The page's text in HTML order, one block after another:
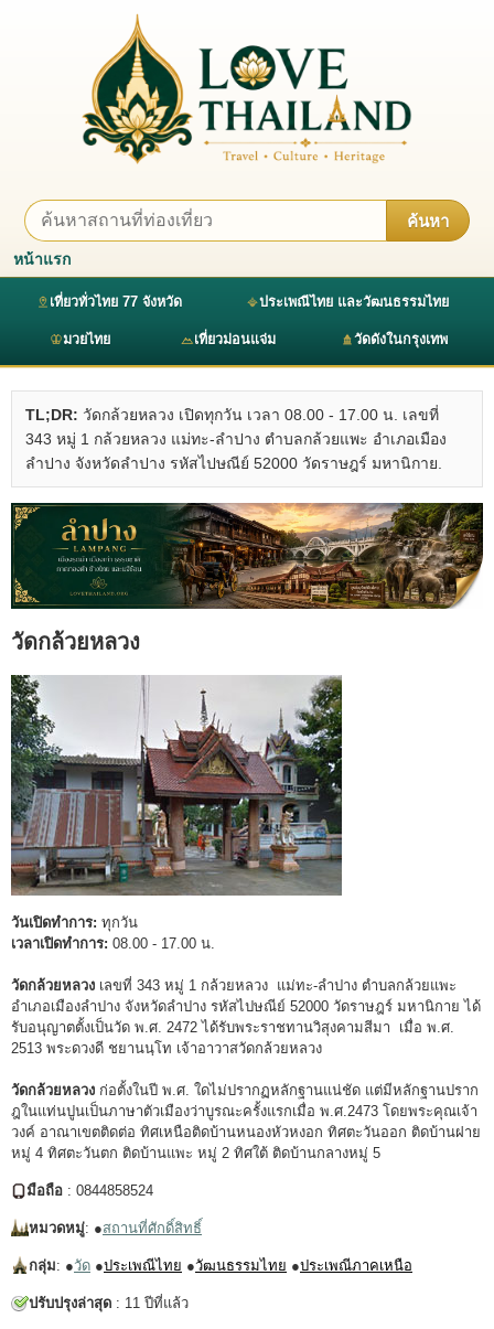
ค้นหา
หน้าแรก
เที่ยวทั่วไทย 77 จังหวัด ประเพณีไทย และวัฒนธรรมไทย
มวยไทย เที่ยวม่อนแจ่ม วัดดังในกรุงเทพ
TL;DR: วัดกล้วยหลวง เปิดทุกวัน เวลา 08.00 - 17.00 น. เลขที่
343 หมู่ 1 กล้วยหลวง แม่ทะ-ลำปาง ตำบลกล้วยแพะ อำเภอเมือง
ลำปาง จังหวัดลำปาง รหัสไปษณีย์ 52000 วัดราษฎร์ มหานิกาย.
วัดกล้วยหลวง
วันเปิดทำการ: ทุกวัน
เวลาเปิดทำการ: 08.00 - 17.00 น.
วัดกล้วยหลวง เลขที่ 343 หมู่ 1 กล้วยหลวง แม่ทะ-ลำปาง ตำบลกล้วยแพะ
อำเภอเมืองลำปาง จังหวัดลำปาง รหัสไปษณีย์ 52000 วัดราษฎร์ มหานิกาย ได้
รับอนุญาตตั้งเป็นวัด พ.ศ. 2472 ได้รับพระราชทานวิสุงคามสีมา เมื่อ พ.ศ.
2513 พระดวงดี ชยานนฺโท เจ้าอาวาสวัดกล้วยหลวง
วัดกล้วยหลวง ก่อตั้งในปี พ.ศ. ใดไม่ปรากฏหลักฐานแน่ชัด แต่มีหลักฐานปราก
ฎในแท่นปูนเป็นภาษาตัวเมืองว่าบูรณะครั้งแรกเมื่อ พ.ศ.2473 โดยพระคุณเจ้า
วงค์ อาณาเขตติดต่อ ทิศเหนือติดบ้านหนองหัวหงอก ทิศตะวันออก ติดบ้านฝาย
หมู่ 4 ทิศตะวันตก ติดบ้านแพะ หมู่ 2 ทิศใต้ ติดบ้านกลางหมู่ 5
มือถือ : 0844858524
หมวดหมู่: ●สถานที่ศักดิ์สิทธิ์
กลุ่ม: ●วัด ●ประเพณีไทย ●วัฒนธรรมไทย ●ประเพณีภาคเหนือ
ปรับปรุงล่าสุด : 11 ปีที่แล้ว